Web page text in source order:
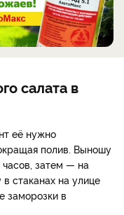
салата в
её нужно
полив. Выношу
затем — на
стаканах на улице
заморозки в